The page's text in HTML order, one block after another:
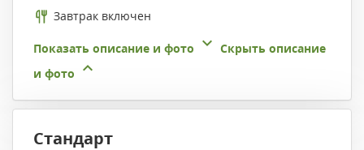
Завтрак включен
Показать описание и фото
Скрыть описание
и фото
Стандарт